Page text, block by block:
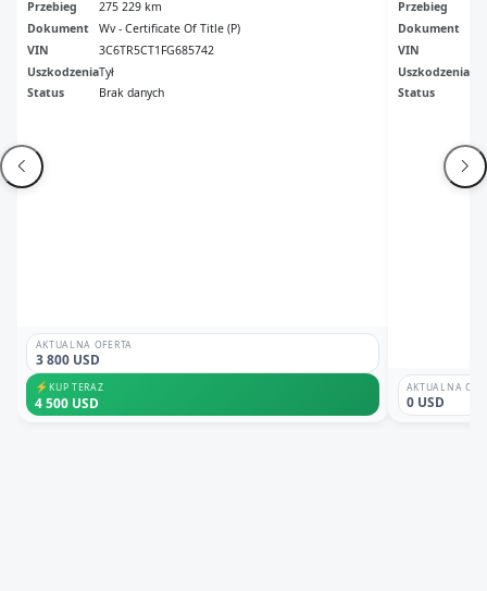
Przebieg
275 229 km
Dokument
Wv - Certificate Of Title (P)
VIN
3C6TR5CT1FG685742
UszkodzeniaTył
Status
Brak danych
AKTUALNA OFERTA
3 800 USD
⚡KUP TERAZ
4 500 USD
Przebieg
Dokument
VIN
Uszkodzenia
Status
AKTUALNA
0 USD